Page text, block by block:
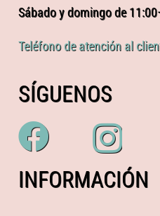
Sábado y domingo de
Teléfono de atención al
SÍGUENOS
INFORMACIÓN